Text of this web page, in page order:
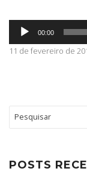
CONTATO
Tocador
áudio
00:00
11 de fevereiro de
POSTS